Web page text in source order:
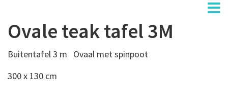
Ovale teak tafel 3M
Buitentafel 3 m Ovaal met spinpoot
300 x 130 cm